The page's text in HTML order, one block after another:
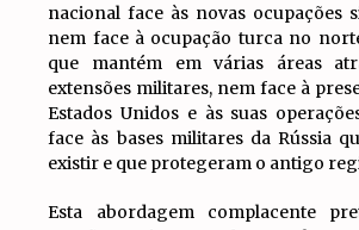
nacional face às novas ocupações
nem face à ocupação turca no
que mantém em várias áreas
extensões militares, nem face à
Estados Unidos e às suas
face às bases militares da Rússia
existir e que protegeram o antigo
Esta abordagem complacente